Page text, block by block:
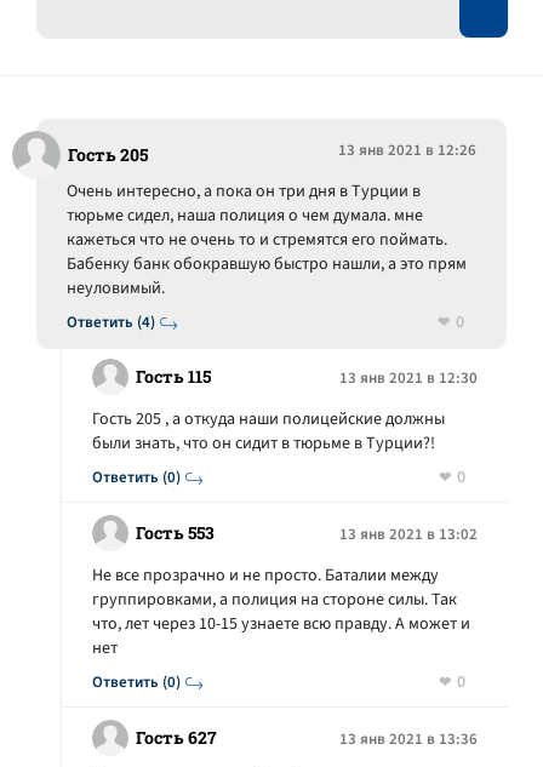
Гость 205 13 янв 2021 в 12:26
Ответить (4)
Очень интересно, а пока он три дня в Турции в
тюрьме сидел, наша полиция о чем думала. мне
кажеться что не очень то и стремятся его поймать.
Бабенку банк обокравшую быстро нашли, а это прям
неуловимый.
0
Гость 115 13 янв 2021 в 12:30
Ответить (0)
Гость 205 , а откуда наши полицейские должны
были знать, что он сидит в тюрьме в Турции?!
0
Гость 553 13 янв 2021 в 13:02
Ответить (0)
Не все прозрачно и не просто. Баталии между
группировками, а полиция на стороне силы. Так
что, лет через 10-15 узнаете всю правду. А может и
нет
0
Гость 627 13 янв 2021 в 13:36